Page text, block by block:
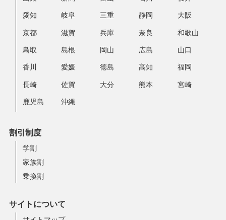
愛知 岐阜 三重 静岡 大阪
京都 滋賀 兵庫 奈良 和歌山
鳥取 島根 岡山 広島 山口
香川 愛媛 徳島 高知 福岡
長崎 佐賀 大分 熊本 宮崎
鹿児島 沖縄
割引制度
学割
家族割
乗換割
サイトについて